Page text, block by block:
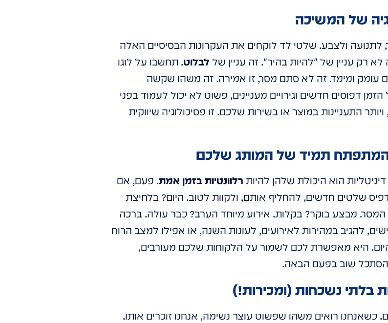
לתנועה ולצבע. שלטי לד לוקחים את העקרונות הבסיסיים האלה
רק עניין של "להיות בהיר". זה עניין של לבלוט. תחשבו על לוגו
עומק ומימד. זה לא סתם מסר, זו אמירה. זה משהו שקשה
דפוסים חדשים וגירויים מעניינים, פשוט לא יכול לעמוד בפני
התעניינות במוצר או בשירות שלכם. זו פסיכולוגיה שיווקית
הוא היכולת שלהן להיות רלוונטיות בזמן אמת. פעם, אם
שלטים חדשים, להחליף אותם, ולקוות לטוב. היום? בלחיצת
מבצע בוקר? בקלות. אירוע מיוחד הערב? כבר עולה. ברכה
להגיב במהירות לאירועים, לעונות השנה, או אפילו למצב הרוח
היא מאפשרת לכם לשמור על הלקוחות שלכם מעורבים,
שוב בפעם הבאה.
כשאנחנו רואים משהו שפשוט עוצר נשימה, אנחנו זוכרים אותו.